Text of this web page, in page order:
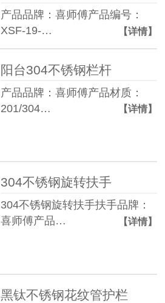
产品品牌：喜师傅产品编号：
XSF-19-…
【详情】
阳台304不锈钢栏杆
产品品牌：喜师傅产品材质：
201/304…
【详情】
304不锈钢旋转扶手
304不锈钢旋转扶手扶手品牌：
喜师傅产品…
【详情】
黑钛不锈钢花纹管护栏